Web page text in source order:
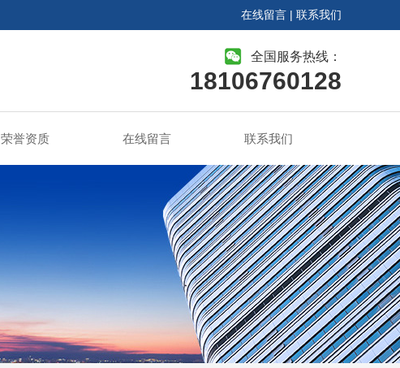
在线留言 | 联系我们
全国服务热线：
18106760128
荣誉资质 在线留言 联系我们